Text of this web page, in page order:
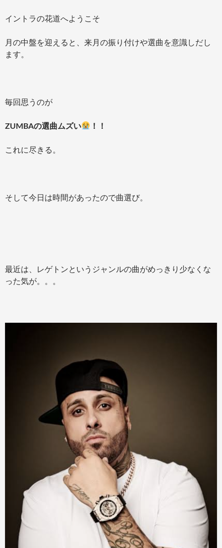
イントラの花道へようこそ
月の中盤を迎えると、来月の振り付けや選曲を意識しだし
ます。
毎回思うのが
ZUMBAの選曲ムズい ！！
これに尽きる。
そして今日は時間があったので曲選び。
最近は、レゲトンというジャンルの曲がめっきり少なくな
った気が。。。